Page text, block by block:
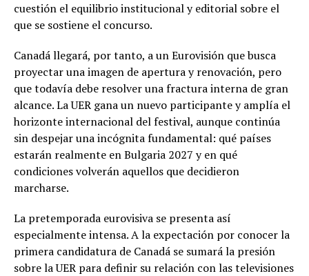
cuestión el equilibrio institucional y editorial sobre el
que se sostiene el concurso.
Canadá llegará, por tanto, a un Eurovisión que busca
proyectar una imagen de apertura y renovación, pero
que todavía debe resolver una fractura interna de gran
alcance. La UER gana un nuevo participante y amplía el
horizonte internacional del festival, aunque continúa
sin despejar una incógnita fundamental: qué países
estarán realmente en Bulgaria 2027 y en qué
condiciones volverán aquellos que decidieron
marcharse.
La pretemporada eurovisiva se presenta así
especialmente intensa. A la expectación por conocer la
primera candidatura de Canadá se sumará la presión
sobre la UER para definir su relación con las televisiones